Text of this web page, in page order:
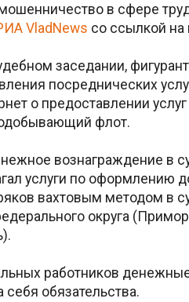
в сфере
VladNews со ссылкой на
заседании,
посреднических
о предоставлении
флот.
вознаграждение в
услуги по оформлению
вахтовым методом в
округа
работников
обязательства.